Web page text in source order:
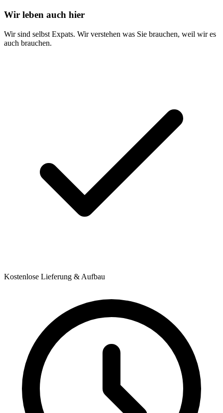
Wir leben auch hier
Wir sind selbst Expats. Wir verstehen was Sie brauchen, weil wir es
auch brauchen.
Kostenlose Lieferung & Aufbau